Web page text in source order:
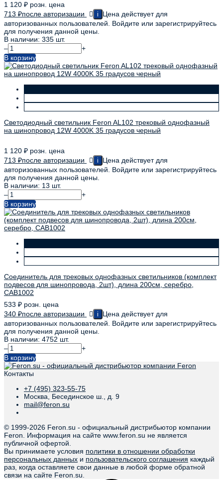
1 120 ₽ розн. цена
713 ₽после авторизации i
Цена действует для
авторизованных пользователей. Войдите или зарегистрируйтесь
для получения данной цены.
В наличии: 335 шт.
–
+
В корзину
Светодиодный светильник Feron AL102 трековый однофазный
на шинопровод 12W 4000K 35 градусов черный
1 120 ₽ розн. цена
713 ₽после авторизации i
Цена действует для
авторизованных пользователей. Войдите или зарегистрируйтесь
для получения данной цены.
В наличии: 13 шт.
–
+
В корзину
Соединитель для трековых однофазных светильников (комплект
подвесов для шинопровода, 2шт), длина 200см, серебро,
CAB1002
533 ₽ розн. цена
340 ₽после авторизации i
Цена действует для
авторизованных пользователей. Войдите или зарегистрируйтесь
для получения данной цены.
В наличии: 4752 шт.
–
+
В корзину
Контакты
+7 (495) 323-55-75
Москва, Бесединское ш., д. 9
mail@feron.su
© 1999-2026 Feron.su - официальный дистрибьютор компании
Feron. Информация на сайте www.feron.su не является
публичной офертой.
Вы принимаете условия политики в отношении обработки
персональных данных и пользовательского соглашения каждый
раз, когда оставляете свои данные в любой форме обратной
связи на сайте Feron.su.